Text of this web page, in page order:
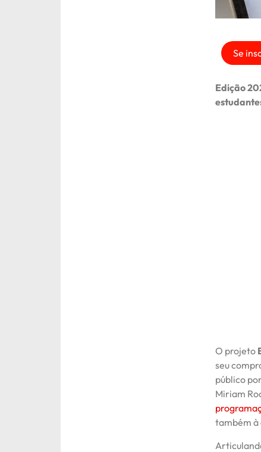
Se
Edição
O projeto
seu
público
Miriam
também à